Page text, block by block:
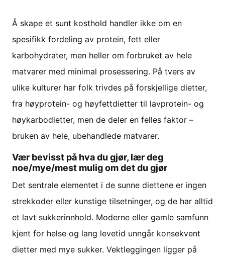
Å skape et sunt kosthold handler ikke om en
spesifikk fordeling av protein, fett eller
karbohydrater, men heller om forbruket av hele
matvarer med minimal prosessering. På tvers av
ulike kulturer har folk trivdes på forskjellige dietter,
fra høyprotein- og høyfettdietter til lavprotein- og
høykarbodietter, men de deler en felles faktor –
bruken av hele, ubehandlede matvarer.
Vær bevisst på hva du gjør, lær deg
noe/mye/mest mulig om det du gjør
Det sentrale elementet i de sunne diettene er ingen
strekkoder eller kunstige tilsetninger, og de har alltid
et lavt sukkerinnhold. Moderne eller gamle samfunn
kjent for helse og lang levetid unngår konsekvent
dietter med mye sukker. Vektleggingen ligger på